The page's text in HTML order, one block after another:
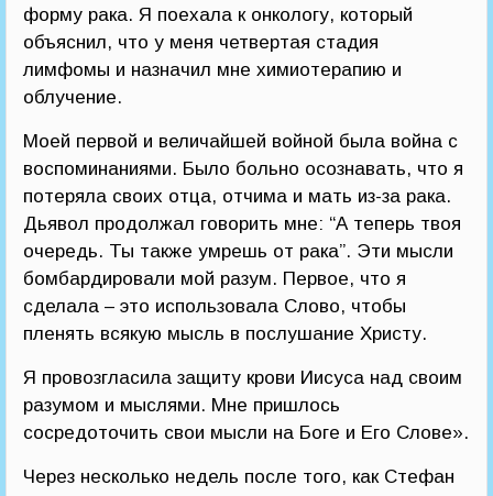
форму рака. Я поехала к онкологу, который
объяснил, что у меня четвертая стадия
лимфомы и назначил мне химиотерапию и
облучение.
Моей первой и величайшей войной была война с
воспоминаниями. Было больно осознавать, что я
потеряла своих отца, отчима и мать из-за рака.
Дьявол продолжал говорить мне: “А теперь твоя
очередь. Ты также умрешь от рака”. Эти мысли
бомбардировали мой разум. Первое, что я
сделала – это использовала Слово, чтобы
пленять всякую мысль в послушание Христу.
Я провозгласила защиту крови Иисуса над своим
разумом и мыслями. Мне пришлось
сосредоточить свои мысли на Боге и Его Слове».
Через несколько недель после того, как Стефан